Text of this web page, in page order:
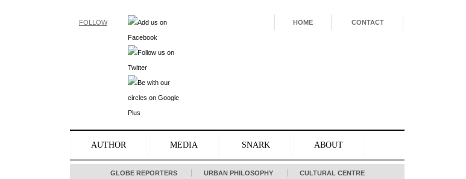
FOLLOW HOME CONTACT
AUTHOR MEDIA SNARK ABOUT
GLOBE REPORTERS URBAN PHILOSOPHY CULTURAL CENTRE